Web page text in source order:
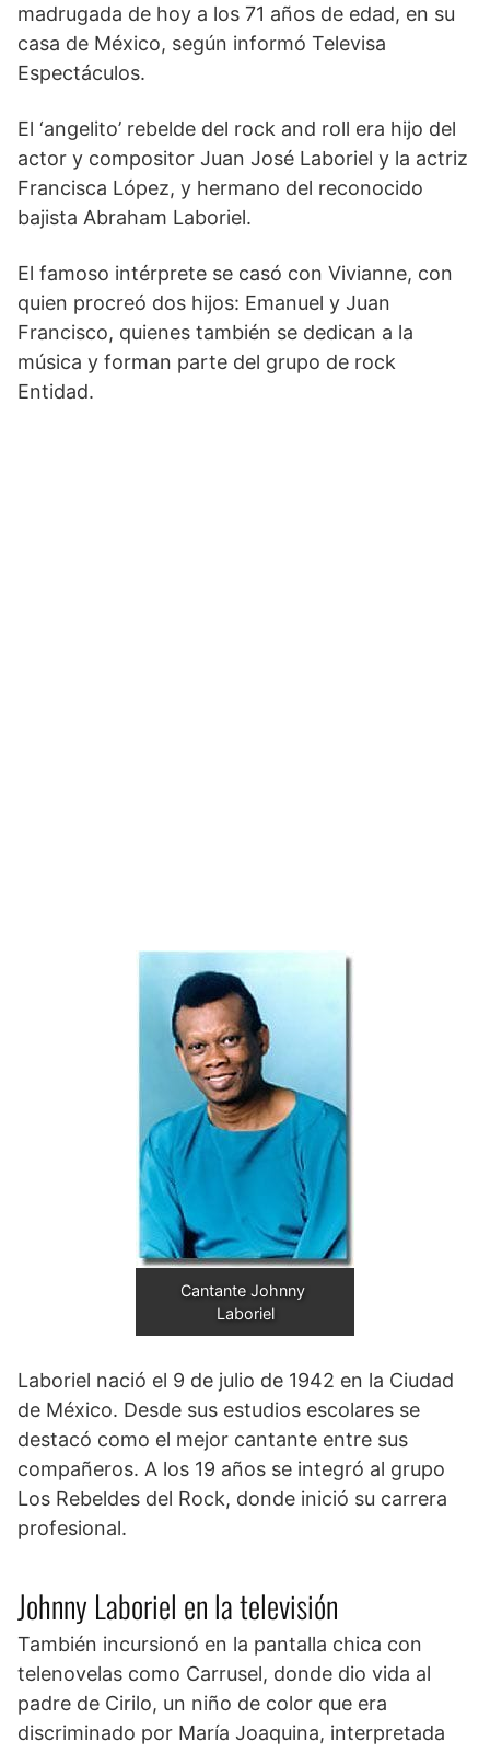
madrugada de hoy a los 71 años de edad, en su
casa de México, según informó Televisa
Espectáculos.
El ‘angelito’ rebelde del rock and roll era hijo del
actor y compositor Juan José Laboriel y la actriz
Francisca López, y hermano del reconocido
bajista Abraham Laboriel.
El famoso intérprete se casó con Vivianne, con
quien procreó dos hijos: Emanuel y Juan
Francisco, quienes también se dedican a la
música y forman parte del grupo de rock
Entidad.
Cantante Johnny
Laboriel
Laboriel nació el 9 de julio de 1942 en la Ciudad
de México. Desde sus estudios escolares se
destacó como el mejor cantante entre sus
compañeros. A los 19 años se integró al grupo
Los Rebeldes del Rock, donde inició su carrera
profesional.
Johnny Laboriel en la televisión
También incursionó en la pantalla chica con
telenovelas como Carrusel, donde dio vida al
padre de Cirilo, un niño de color que era
discriminado por María Joaquina, interpretada